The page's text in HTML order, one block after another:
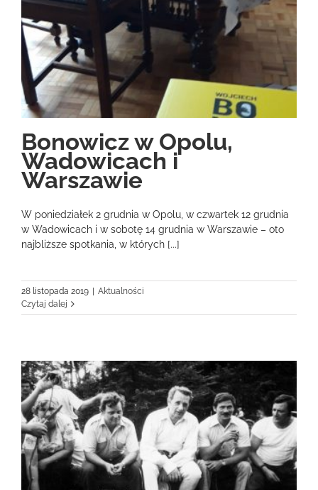
Bonowicz w Opolu,
Wadowicach i
Warszawie
W poniedziałek 2 grudnia w Opolu, w czwartek 12 grudnia
w Wadowicach i w sobotę 14 grudnia w Warszawie – oto
najbliższe spotkania, w których [...]
28 listopada 2019 | Aktualności
Czytaj dalej